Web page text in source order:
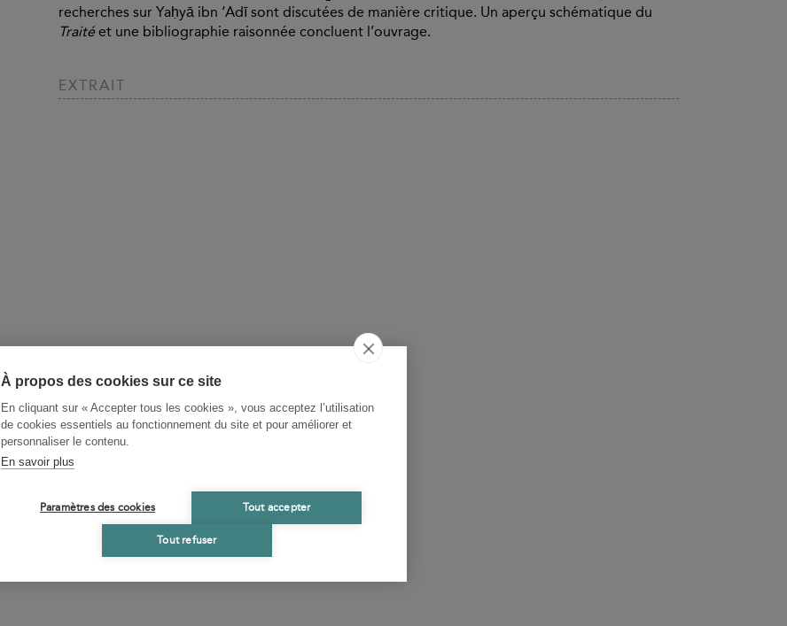
À propos des cookies sur ce site
En cliquant sur « Accepter tous les cookies », vous acceptez l’utilisation
de cookies essentiels au fonctionnement du site et pour améliorer et
personnaliser le contenu.
En savoir plus
Paramètres des cookies Tout accepter
Tout refuser
recherches sur Yaḥyā ibn ‘Adī sont discutées de manière critique. Un aperçu schématique du
Traitéet une bibliographie raisonnée concluent l’ouvrage.
EXTRAIT